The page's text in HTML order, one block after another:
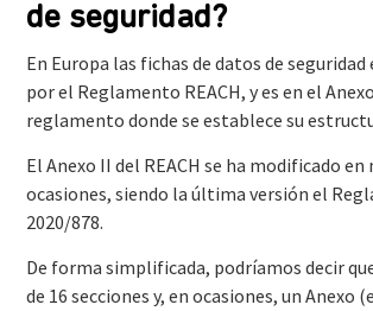
de seguridad?
En Europa las fichas de datos de
por el Reglamento REACH, y es en el
reglamento donde se establece su
El Anexo II del REACH se ha modificado en
ocasiones, siendo la última versión el
2020/878.
De forma simplificada, podríamos decir
de 16 secciones y, en ocasiones, un Anexo